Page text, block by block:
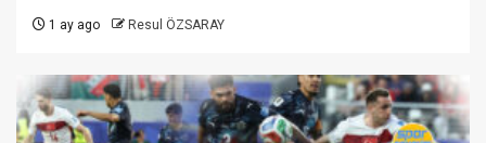
1 ay ago Resul ÖZSARAY